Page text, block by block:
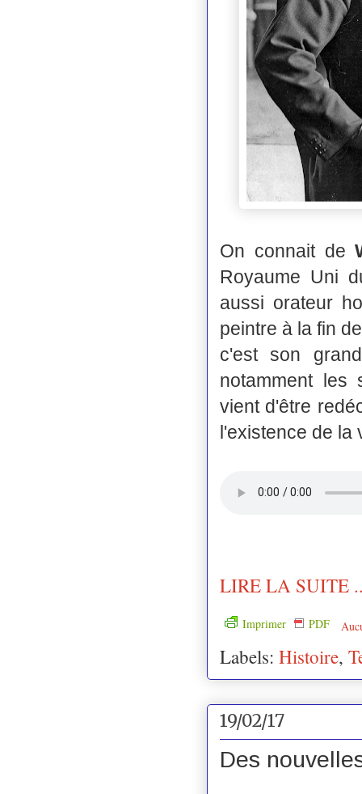
On connait de
Royaume Uni
aussi orateur
peintre à la fin
c'est son
notamment les
vient d'être
l'existence de la
LIRE LA SUITE
Imprimer PDF
Labels: Histoire,
19/02/17
Des